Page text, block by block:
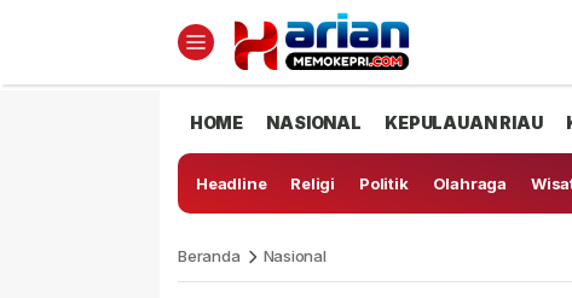
HOME NASIONAL KEPULAUAN RIAU
Headline Religi Politik Olahraga
Beranda Nasional